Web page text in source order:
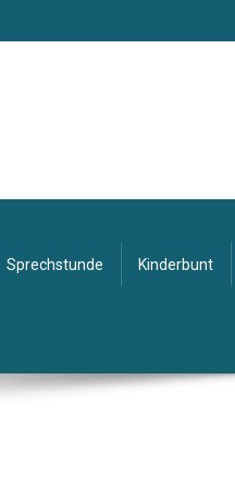
Sprechstunde Kinderbunt